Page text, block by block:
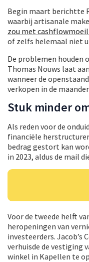
Begin maart berichtte
waarbij artisanale
zou met
of zelfs helemaal niet
De problemen houden
Thomas Nouws laat
wanneer de
verkopen in de
Stuk minder
Als reden voor de
financiële
bedrag gestort kan
in 2023, aldus de mail
Voor de tweede helft
heropeningen van
investeerders.
verhuisde de vestiging
winkel in Kapellen te